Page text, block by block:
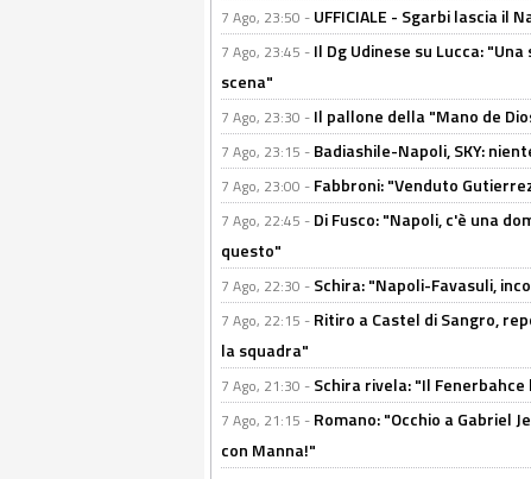
7 Ago, 23:50 - UFFICIALE - Sgarbi lascia il
7 Ago, 23:45 - Il Dg Udinese su Lucca:
scena"
7 Ago, 23:30 - Il pallone della "Mano de
7 Ago, 23:15 - Badiashile-Napoli, SKY:
7 Ago, 23:00 - Fabbroni: "Venduto
7 Ago, 22:45 - Di Fusco: "Napoli, c'è una
questo"
7 Ago, 22:30 - Schira: "Napoli-Favasuli,
7 Ago, 22:15 - Ritiro a Castel di Sangro,
la squadra"
7 Ago, 21:30 - Schira rivela: "Il
7 Ago, 21:15 - Romano: "Occhio a Gabriel
con Manna!"